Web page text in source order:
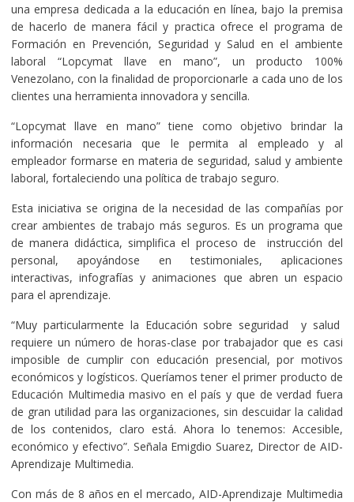
una empresa dedicada a la educación en línea, bajo la premisa
de hacerlo de manera fácil y practica ofrece el programa de
Formación en Prevención, Seguridad y Salud en el ambiente
laboral “Lopcymat llave en mano”, un producto 100%
Venezolano, con la finalidad de proporcionarle a cada uno de los
clientes una herramienta innovadora y sencilla.
“Lopcymat llave en mano” tiene como objetivo brindar la
información necesaria que le permita al empleado y al
empleador formarse en materia de seguridad, salud y ambiente
laboral, fortaleciendo una política de trabajo seguro.
Esta iniciativa se origina de la necesidad de las compañías por
crear ambientes de trabajo más seguros. Es un programa que
de manera didáctica, simplifica el proceso de instrucción del
personal, apoyándose en testimoniales, aplicaciones
interactivas, infografías y animaciones que abren un espacio
para el aprendizaje.
“Muy particularmente la Educación sobre seguridad y salud
requiere un número de horas-clase por trabajador que es casi
imposible de cumplir con educación presencial, por motivos
económicos y logísticos. Queríamos tener el primer producto de
Educación Multimedia masivo en el país y que de verdad fuera
de gran utilidad para las organizaciones, sin descuidar la calidad
de los contenidos, claro está. Ahora lo tenemos: Accesible,
económico y efectivo”. Señala Emigdio Suarez, Director de AID-
Aprendizaje Multimedia.
Con más de 8 años en el mercado, AID-Aprendizaje Multimedia